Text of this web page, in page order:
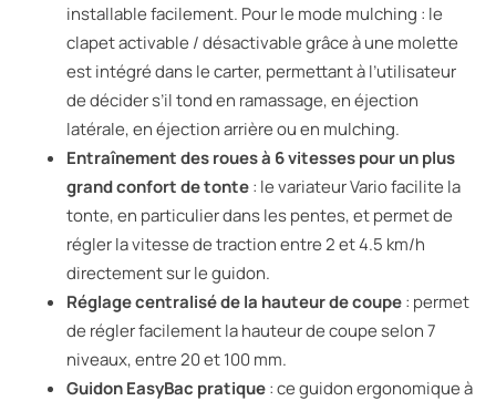
installable facilement. Pour le mode mulching : le
clapet activable / désactivable grâce à une molette
est intégré dans le carter, permettant à l’utilisateur
de décider s’il tond en ramassage, en éjection
latérale, en éjection arrière ou en mulching.
Entraînement des roues à 6 vitesses pour un plus
grand confort de tonte: le variateur Vario facilite la
tonte, en particulier dans les pentes, et permet de
régler la vitesse de traction entre 2 et 4.5 km/h
directement sur le guidon.
Réglage centralisé de la hauteur de coupe: permet
de régler facilement la hauteur de coupe selon 7
niveaux, entre 20 et 100 mm.
Guidon EasyBac pratique: ce guidon ergonomique à